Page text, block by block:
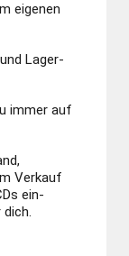
eigenen
Lager­
immer auf
Verkauf
ein­